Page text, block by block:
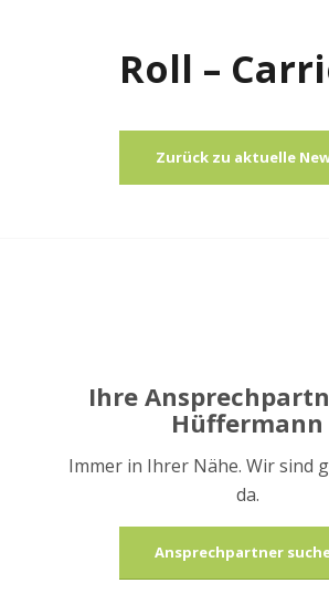
Roll –
Zurück zu aktuelle
Ihre
Hüffermann
Immer in Ihrer Nähe. Wir sind
da.
Ansprechpartner